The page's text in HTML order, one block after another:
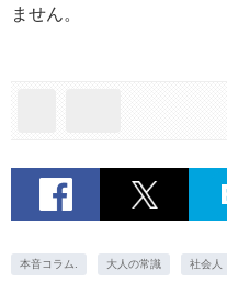
ません。
本音コラム. 大人の常識 社会人